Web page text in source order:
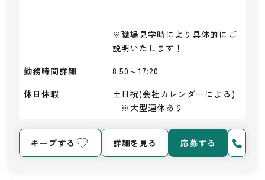
※職場見学時により具体的にご
説明いたします！
勤務時間詳細
8:50～17:20
休日休暇
土日祝(会社カレンダーによる)
※大型連休あり
キープする 詳細を見る 応募する